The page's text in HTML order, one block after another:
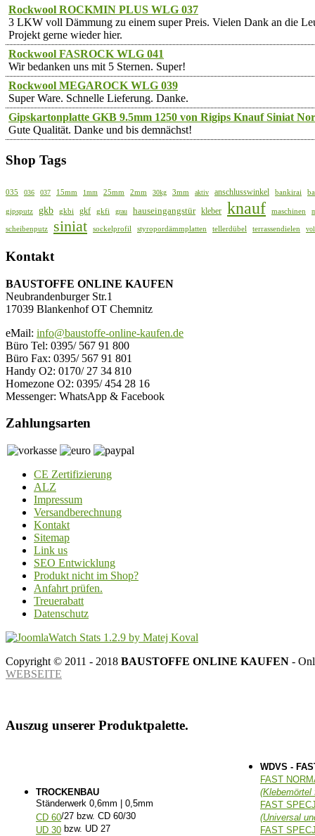
Rockwool ROCKMIN PLUS WLG 037
3 LKW voll Dämmung zu einem super Preis. Vielen Dank an die
Projekt gerne wieder hier.
Rockwool FASROCK WLG 041
Wir bedanken uns mit 5 Sternen. Super!
Rockwool MEGAROCK WLG 039
Super Ware. Schnelle Lieferung. Danke.
Gipskartonplatte GKB 9.5mm 1250 von Rigips Knauf Siniat
Gute Qualität. Danke und bis demnächst!
Shop Tags
035 036 037 15mm 1mm 25mm 2mm 30kg 3mm aktiv anschlusswinkel bankirai
gipsputz gkb gkbi gkf gkfi grau hauseingangstür kleber knauf maschinen
scheibenputz siniat sockelprofil styropordämmplatten tellerdübel terrassendielen
Kontakt
BAUSTOFFE ONLINE KAUFEN
Neubrandenburger Str.1
17039 Blankenhof OT Chemnitz
eMail: info@baustoffe-online-kaufen.de
Büro Tel: 0395/ 567 91 800
Büro Fax: 0395/ 567 91 801
Handy O2: 0170/ 27 34 810
Homezone O2: 0395/ 454 28 16
Messenger: WhatsApp & Facebook
Zahlungsarten
CE Zertifizierung
ALZ
Impressum
Versandberechnung
Kontakt
Sitemap
Link us
SEO Entwicklung
Produkt nicht im Shop?
Anfahrt prüfen.
Treuerabatt
Datenschutz
Copyright © 2011 - 2018 BAUSTOFFE ONLINE KAUFEN -
WEBSEITE
Auszug unserer Produktpalette.
TROCKENBAU
Ständerwerk 0,6mm | 0,5mm
CD 60/27 bzw. CD 60/30
UD 30 bzw. UD 27
WDVS -
FAST
(Klebemörtel
FAST
(Universal
FAST